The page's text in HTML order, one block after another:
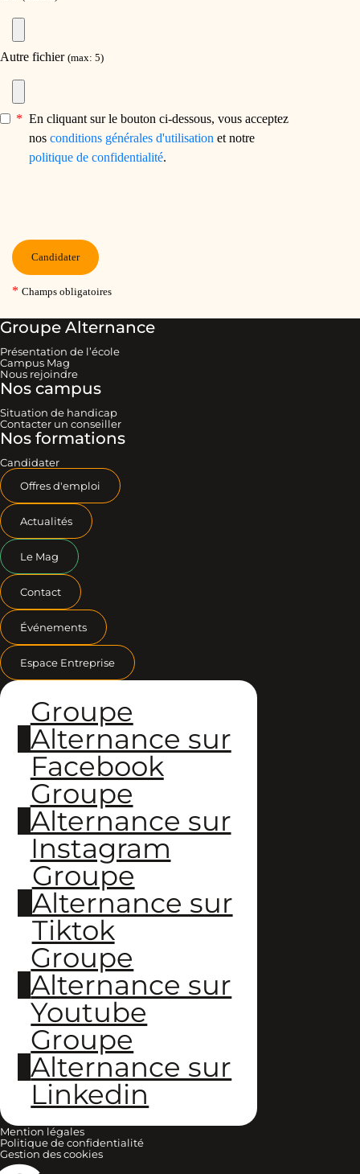
Groupe Alternance
Présentation de l’école
Campus Mag
Nous rejoindre
Nos campus
Situation de handicap
Contacter un conseiller
Nos formations
Candidater
Offres d'emploi
Actualités
Le Mag
Contact
Événements
Espace Entreprise
Groupe
Alternance sur
Facebook
Groupe
Alternance sur
Instagram
Groupe
Alternance sur
Tiktok
Groupe
Alternance sur
Youtube
Groupe
Alternance sur
Linkedin
Mention légales
Politique de confidentialité
Gestion des cookies